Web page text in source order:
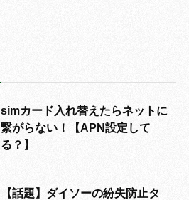
simカード入れ替えたらネットに
繋がらない！【APN設定して
る？】
【話題】ダイソーの紛失防止タ